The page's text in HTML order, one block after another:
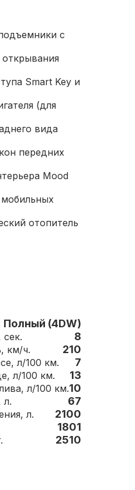
с
открывания
Smart Key и
(для
вида
передних
Mood
мобильных
отопитель
Полный (4DW)
сек. 8
Максимальная скорость, км/ч. 210
л/100 км. 7
л/100 км. 13
л/100 км.10
Объем топливного бака, л. 67
Объем багажного отделения, л. 2100
1801
кг. 2510